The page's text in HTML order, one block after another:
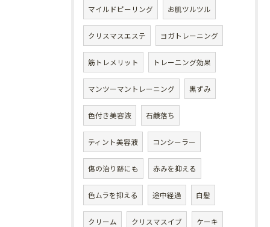
マイルドピーリング お肌ツルツル
クリスマスエステ ヨガトレーニング
筋トレメリット トレーニング効果
マンツーマントレーニング 黒ずみ
色付き美容液 石鹸落ち
ティント美容液 コンシーラー
傷の治り跡にも 赤みを抑える
色ムラを抑える 途中経過 白髪
クリーム クリスマスイブ ケーキ